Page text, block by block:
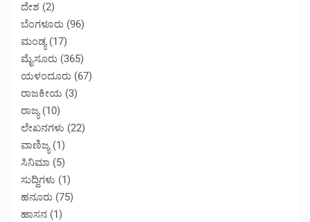
ದೇಶ (2)
ಬೆಂಗಳೂರು (96)
ಮಂಡ್ಯ(17)
ಮೈಸೂರು (365)
ಯಳಂದೂರು (67)
ರಾಜಕೀಯ (3)
ರಾಜ್ಯ(10)
ಲೇಖನಗಳು (22)
ವಾಣಿಜ್ಯ(1)
ಸಿನಿಮಾ (5)
ಸುದ್ದಿಗಳು (1)
ಹನೂರು (75)
ಹಾಸನ (1)